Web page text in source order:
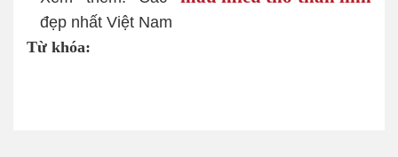
đẹp nhất Việt Nam
Từ khóa: